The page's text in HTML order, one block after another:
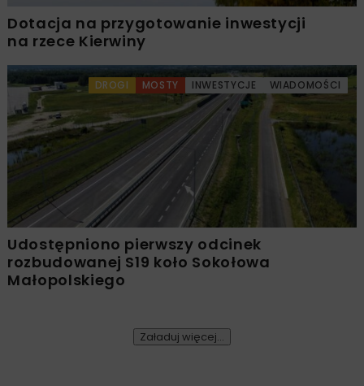
Dotacja na przygotowanie inwestycji
na rzece Kierwiny
DROGI MOSTY INWESTYCJE WIADOMOŚCI
Udostępniono pierwszy odcinek
rozbudowanej S19 koło Sokołowa
Małopolskiego
Załaduj więcej...